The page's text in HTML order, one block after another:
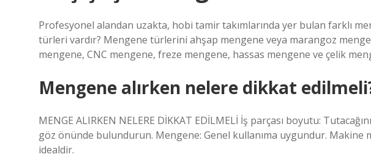
Profesyonel alandan uzakta, hobi tamir takımlarında yer bulan farklı
türleri vardır? Mengene türlerini ahşap mengene veya marangoz
mengene, CNC mengene, freze mengene, hassas mengene ve çelik
Mengene alırken nelere dikkat
MENGE ALIRKEN NELERE DİKKAT EDİLMELİ İş parçası boyutu:
göz önünde bulundurun. Mengene: Genel kullanıma uygundur. Makine
idealdir.